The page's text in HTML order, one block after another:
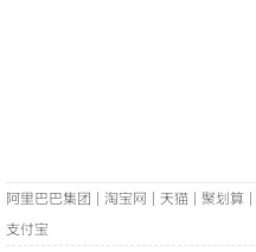
阿里巴巴集团 淘宝网 天猫 聚划算
支付宝